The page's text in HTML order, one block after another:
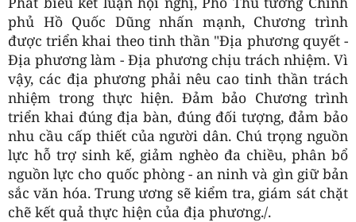
phủ Hồ Quốc Dũng nhấn mạnh, Chương trình
được triển khai theo tinh thần "Địa phương quyết -
Địa phương làm - Địa phương chịu trách nhiệm. Vì
vậy, các địa phương phải nêu cao tinh thần trách
nhiệm trong thực hiện. Đảm bảo Chương trình
triển khai đúng địa bàn, đúng đối tượng, đảm bảo
nhu cầu cấp thiết của người dân. Chú trọng nguồn
lực hỗ trợ sinh kế, giảm nghèo đa chiều, phân bổ
nguồn lực cho quốc phòng - an ninh và gìn giữ bản
sắc văn hóa. Trung ương sẽ kiểm tra, giám sát chặt
chẽ kết quả thực hiện của địa phương./.